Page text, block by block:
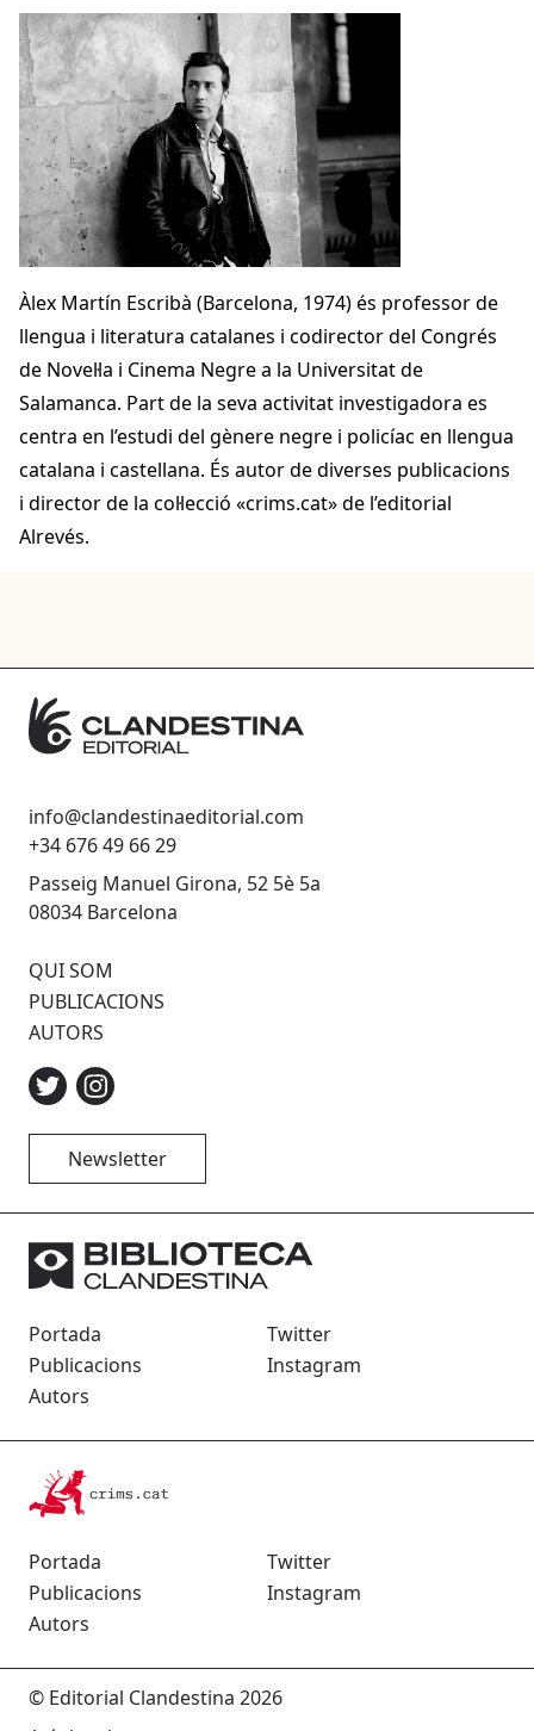
Àlex Martín Escribà (Barcelona, 1974) és professor de
llengua i literatura catalanes i codirector del Congrés
de Novel·la i Cinema Negre a la Universitat de
Salamanca. Part de la seva activitat investigadora es
centra en l’estudi del gènere negre i policíac en llengua
catalana i castellana. És autor de diverses publicacions
i director de la col·lecció «crims.cat» de l’editorial
Alrevés.
info@clandestinaeditorial.com
+34 676 49 66 29
Passeig Manuel Girona, 52 5è 5a
08034 Barcelona
QUI SOM
PUBLICACIONS
AUTORS
Newsletter
Portada
Publicacions
Autors
Twitter
Instagram
Portada
Publicacions
Autors
Twitter
Instagram
© Editorial Clandestina 2026